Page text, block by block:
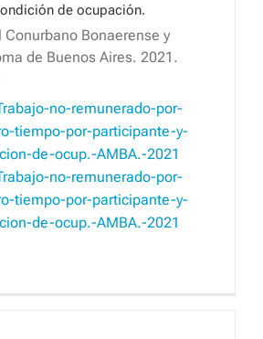
de ocupación.
Conurbano Bonaerense y
de Buenos Aires. 2021.
no-remunerado-por-
tiempo-por-participante-y-
de-ocup.-AMBA.-2021
no-remunerado-por-
tiempo-por-participante-y-
de-ocup.-AMBA.-2021